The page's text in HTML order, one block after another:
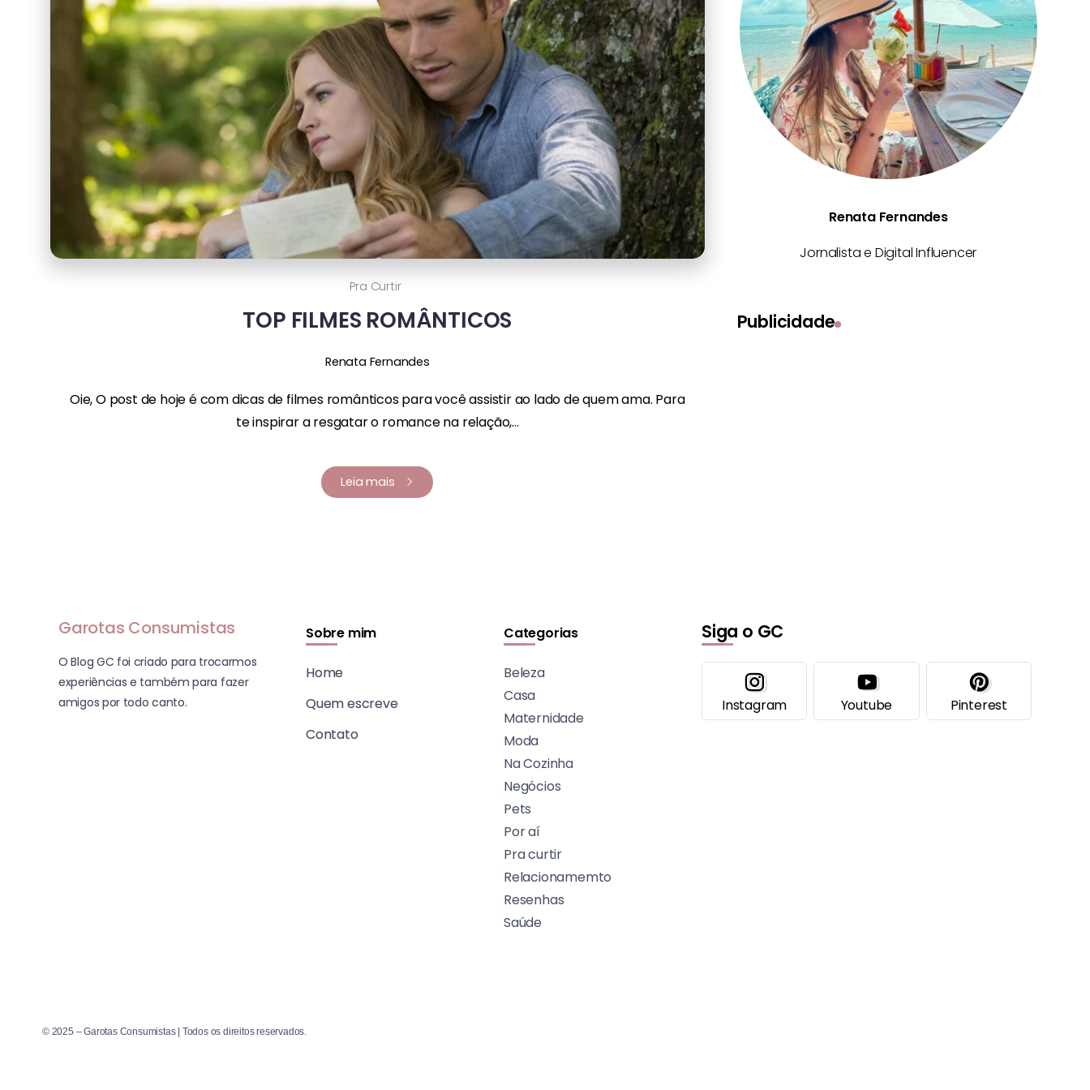
Pra Curtir
TOP FILMES ROMÂNTICOS
Renata Fernandes
Oie, O post de hoje é com dicas de filmes românticos para você assistir ao lado de quem ama. Para
te inspirar a resgatar o romance na relação,...
Leia mais
Renata Fernandes
Jornalista e Digital Influencer
Publicidade
Garotas Consumistas
O Blog GC foi criado para trocarmos
experiências e também para fazer
amigos por todo canto.
Sobre mim
Home
Quem escreve
Contato
Categorias
Beleza
Casa
Maternidade
Moda
Na Cozinha
Negócios
Pets
Por aí
Pra curtir
Relacionamemto
Resenhas
Saúde
Siga o GC
Instagram Youtube Pinterest
© 2025 – Garotas Consumistas | Todos os direitos reservados.